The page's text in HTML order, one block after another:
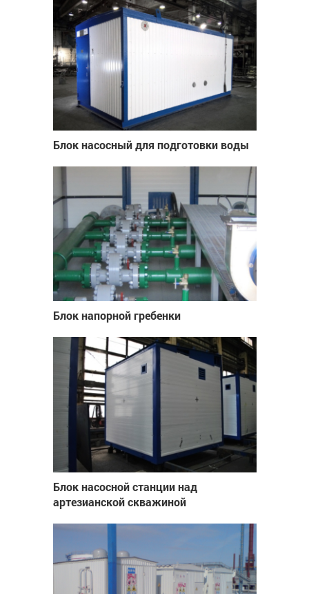
Блок насосный для подготовки воды
Блок напорной гребенки
Блок насосной станции над
артезианской скважиной